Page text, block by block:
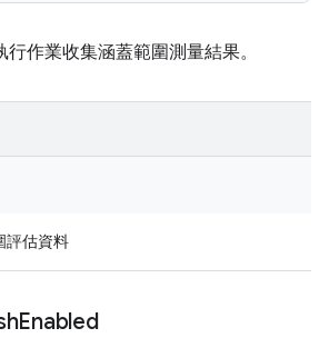
作業收集涵蓋範圍測量結果。
評估資料
Enabled